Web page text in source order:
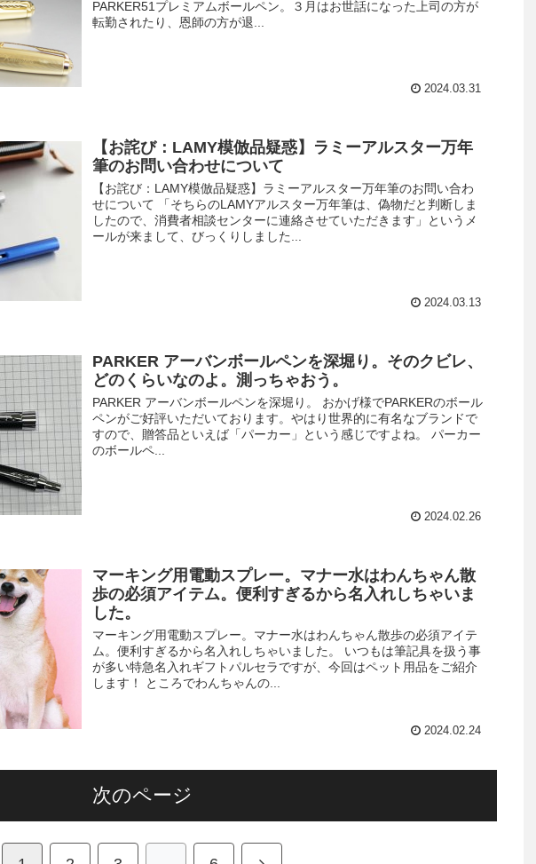
PARKER51プレミアムボールペン。３月はお世話になった上司の方が
転勤されたり、恩師の方が退...
2024.03.31
【お詫び：LAMY模倣品疑惑】ラミーアルスター万年
筆のお問い合わせについて
【お詫び：LAMY模倣品疑惑】ラミーアルスター万年筆のお問い合わ
せについて 「そちらのLAMYアルスター万年筆は、偽物だと判断しま
したので、消費者相談センターに連絡させていただきます」というメ
ールが来まして、びっくりしました...
2024.03.13
PARKER アーバンボールペンを深堀り。そのクビレ、
どのくらいなのよ。測っちゃおう。
PARKER アーバンボールペンを深堀り。 おかげ様でPARKERのボール
ペンがご好評いただいております。やはり世界的に有名なブランドで
すので、贈答品といえば「パーカー」という感じですよね。 パーカー
のボールペ...
2024.02.26
マーキング用電動スプレー。マナー水はわんちゃん散
歩の必須アイテム。便利すぎるから名入れしちゃいま
した。
マーキング用電動スプレー。マナー水はわんちゃん散歩の必須アイテ
ム。便利すぎるから名入れしちゃいました。 いつもは筆記具を扱う事
が多い特急名入れギフトパルセラですが、今回はペット用品をご紹介
します！ ところでわんちゃんの...
2024.02.24
次のページ